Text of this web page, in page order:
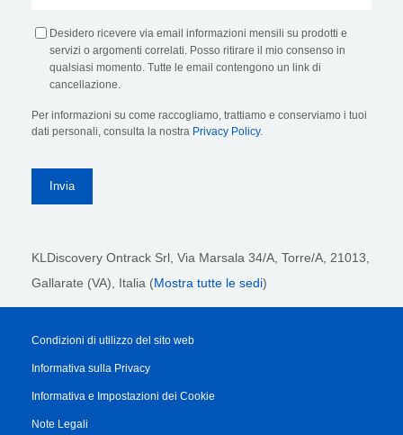
Desidero ricevere via email informazioni mensili su prodotti e
servizi o argomenti correlati. Posso ritirare il mio consenso in
qualsiasi momento. Tutte le email contengono un link di
cancellazione.
Per informazioni su come raccogliamo, trattiamo e conserviamo i tuoi
dati personali, consulta la nostra Privacy Policy.
KLDiscovery Ontrack Srl, Via Marsala 34/A, Torre/A, 21013,
Gallarate (VA), Italia (Mostra tutte le sedi)
Condizioni di utilizzo del sito web
Informativa sulla Privacy
Informativa e Impostazioni dei Cookie
Note Legali